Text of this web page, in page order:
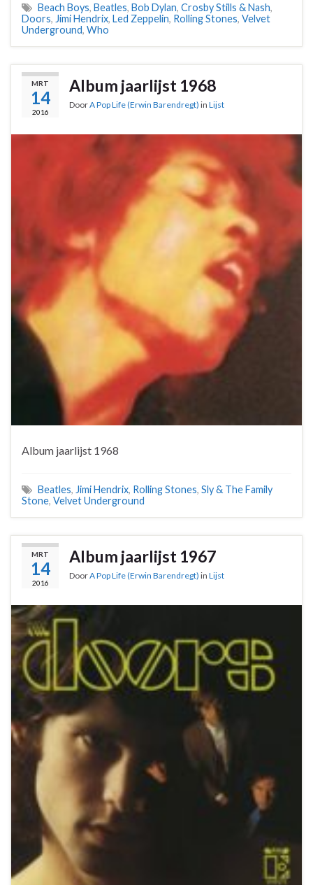
Beach Boys, Beatles, Bob Dylan, Crosby Stills & Nash,
Doors, Jimi Hendrix, Led Zeppelin, Rolling Stones, Velvet
Underground, Who
MRT
14
2016
Album jaarlijst 1968
DoorA Pop Life (Erwin Barendregt) in Lijst
Album jaarlijst 1968
Beatles, Jimi Hendrix, Rolling Stones, Sly & The Family
Stone, Velvet Underground
MRT
14
2016
Album jaarlijst 1967
DoorA Pop Life (Erwin Barendregt) in Lijst